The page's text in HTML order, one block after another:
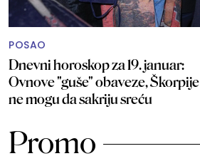
POSAO
Dnevni horoskop za 19. januar:
Ovnove "guše" obaveze, Škorpije
ne mogu da sakriju sreću
Promo